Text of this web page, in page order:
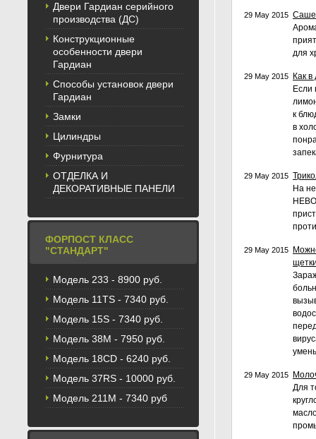
Двери Гардиан серийного
производства (ДС)
Конструкционные
особенности двери
Гардиан
Способы установок двери
Гардиан
Замки
Цилиндры
Фурнитура
ОТДЕЛКА И
ДЕКОРАТИВНЫЕ ПАНЕЛИ
ФОРПОСТ КЛАСС
"СТАНДАРТ"
Модель 233 - 8900 руб.
Модель 11TS - 7340 руб.
Модель 15S - 7340 руб.
Модель 38M - 7950 руб.
Модель 18CD - 6240 руб.
Модель 37RS - 10000 руб.
Модель 211М - 7340 руб
29 May 2015 Саше
для
29 May 2015
Как в
Если
к
в
29 May 2015
На
29 May 2015
29 May 2015
Для